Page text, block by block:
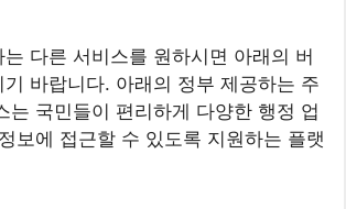
다른 서비스를 원하시면 아래의 버
바랍니다. 아래의 정부 제공하는 주
는 국민들이 편리하게 다양한 행정 업
보에 접근할 수 있도록 지원하는 플랫